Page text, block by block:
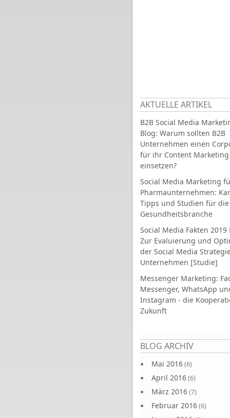
AKTUELLE ARTIKEL
B2B Social Media
Blog: Warum sollten B2B
Unternehmen einen
für ihr Content Marketing
einsetzen?
Social Media Marketing
Pharmaunternehmen:
Tipps und Studien für die
Gesundheitsbranche
Social Media Fakten 2019
Zur Evaluierung und
der Social Media
Unternehmen [Studie]
Messenger Marketing:
Messenger, WhatsApp
Instagram - die
Zukunft
BLOG ARCHIV
Mai 2016(6)
April 2016(6)
März 2016(7)
Februar 2016(6)
Seiten